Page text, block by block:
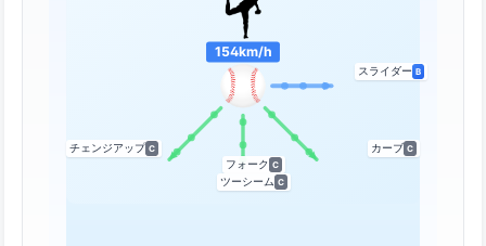
154km/h
スライダー B
カーブ C
フォーク C
ツーシーム C
チェンジアップ C